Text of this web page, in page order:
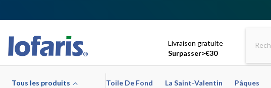
Livraison gratuite
Surpasser>€30
Tous les produits Toile De Fond La Saint-Valentin Pâques